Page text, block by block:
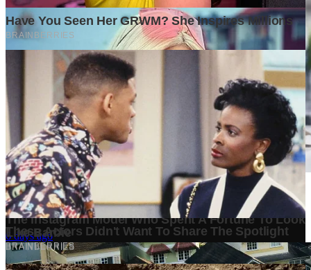
Mengapa Banyak Bisnis Gagal Bukan Karena Produknya
Buruk?
6 days ago